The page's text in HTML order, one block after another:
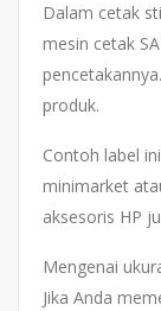
Dalam cetak
mesin cetak
produk.
Contoh label
minimarket
aksesoris HP
Mengenai
Jika Anda